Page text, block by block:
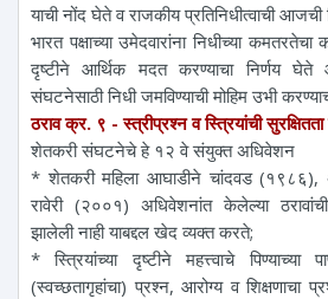
याची नोंद घेते व राजकीय प्रतिनिधीत्वाची
भारत पक्षाच्या उमेदवारांना निधीच्या कमतरतेचा
दृष्टीने आर्थिक मदत करण्याचा निर्णय घेते
संघटनेसाठी निधी जमविण्याची मोहिम उभी
ठराव क्र. ९ - स्त्रीप्रश्न व स्त्रियांची
शेतकरी संघटनेचे हे १२ वे संयुक्त अधिवेशन
* शेतकरी महिला आघाडीने चांदवड (१९८६),
रावेरी (२००१) अधिवेशनांत केलेल्या
झालेली नाही याबद्दल खेद व्यक्त करते;
* स्त्रियांच्या दृष्टीने महत्त्वाचे पिण्याच्या
(स्वच्छतागृहांचा) प्रश्न, आरोग्य व शिक्षणाचा